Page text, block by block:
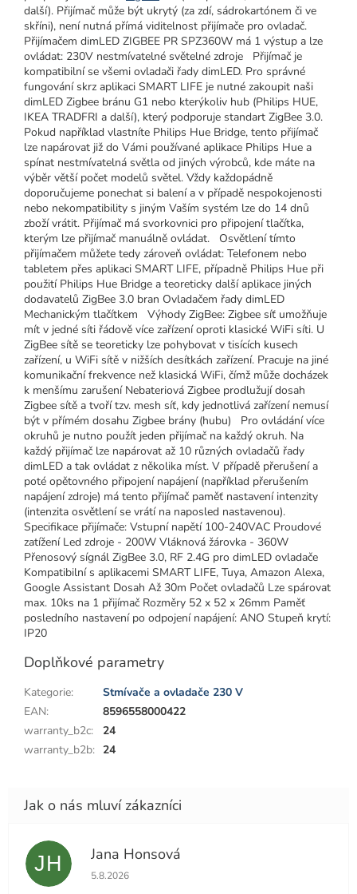
další). Přijímač může být ukrytý (za zdí, sádrokartónem či ve
skříni), není nutná přímá viditelnost přijímače pro ovladač.
Přijímačem dimLED ZIGBEE PR SPZ360W má 1 výstup a lze
ovládat: 230V nestmívatelné světelné zdroje Přijímač je
kompatibilní se všemi ovladači řady dimLED. Pro správné
fungování skrz aplikaci SMART LIFE je nutné zakoupit naši
dimLED Zigbee bránu G1 nebo kterýkoliv hub (Philips HUE,
IKEA TRADFRI a další), který podporuje standart ZigBee 3.0.
Pokud například vlastníte Philips Hue Bridge, tento přijímač
lze napárovat již do Vámi používané aplikace Philips Hue a
spínat nestmívatelná světla od jiných výrobců, kde máte na
výběr větší počet modelů světel. Vždy každopádně
doporučujeme ponechat si balení a v případě nespokojenosti
nebo nekompatibility s jiným Vaším systém lze do 14 dnů
zboží vrátit. Přijímač má svorkovnici pro připojení tlačítka,
kterým lze přijímač manuálně ovládat. Osvětlení tímto
přijímačem můžete tedy zároveň ovládat: Telefonem nebo
tabletem přes aplikaci SMART LIFE, případně Philips Hue při
použití Philips Hue Bridge a teoreticky další aplikace jiných
dodavatelů ZigBee 3.0 bran Ovladačem řady dimLED
Mechanickým tlačítkem Výhody ZigBee: Zigbee síť umožňuje
mít v jedné síti řádově více zařízení oproti klasické WiFi síti. U
ZigBee sítě se teoreticky lze pohybovat v tisících kusech
zařízení, u WiFi sítě v nižších desítkách zařízení. Pracuje na jiné
komunikační frekvence než klasická WiFi, čímž může docházek
k menšímu zarušení Nebateriová Zigbee prodlužují dosah
Zigbee sítě a tvoří tzv. mesh síť, kdy jednotlivá zařízení nemusí
být v přímém dosahu Zigbee brány (hubu) Pro ovládání více
okruhů je nutno použít jeden přijímač na každý okruh. Na
každý přijímač lze napárovat až 10 různých ovladačů řady
dimLED a tak ovládat z několika míst. V případě přerušení a
poté opětovného připojení napájení (například přerušením
napájení zdroje) má tento přijímač paměť nastavení intenzity
(intenzita osvětlení se vrátí na naposled nastavenou).
Specifikace přijímače: Vstupní napětí 100-240VAC Proudové
zatížení Led zdroje - 200W Vláknová žárovka - 360W
Přenosový sígnál ZigBee 3.0, RF 2.4G pro dimLED ovladače
Kompatibilní s aplikacemi SMART LIFE, Tuya, Amazon Alexa,
Google Assistant Dosah Až 30m Počet ovladačů Lze spárovat
max. 10ks na 1 přijímač Rozměry 52 x 52 x 26mm Paměť
posledního nastavení po odpojení napájení: ANO Stupeň krytí:
IP20
Doplňkové parametry
Kategorie:
Stmívače a ovladače 230 V
EAN:
8596558000422
warranty_b2c:
24
warranty_b2b: 24
JH Jana Honsová
Hodnocení obchodu je 5 z 5 hvězdiček.
5.8.2026